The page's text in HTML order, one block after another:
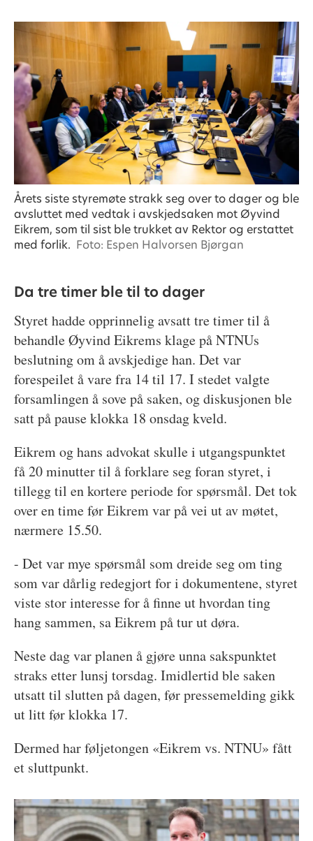
Årets siste styremøte strakk seg over to dager og ble
avsluttet med vedtak i avskjedsaken mot Øyvind
Eikrem, som til sist ble trukket av Rektor og erstattet
med forlik. Foto: Espen Halvorsen Bjørgan
Da tre timer ble til to dager
Styret hadde opprinnelig avsatt tre timer til å
behandle Øyvind Eikrems klage på NTNUs
beslutning om å avskjedige han. Det var
forespeilet å vare fra 14 til 17. I stedet valgte
forsamlingen å sove på saken, og diskusjonen ble
satt på pause klokka 18 onsdag kveld.
Eikrem og hans advokat skulle i utgangspunktet
få 20 minutter til å forklare seg foran styret, i
tillegg til en kortere periode for spørsmål. Det tok
over en time før Eikrem var på vei ut av møtet,
nærmere 15.50.
- Det var mye spørsmål som dreide seg om ting
som var dårlig redegjort for i dokumentene, styret
viste stor interesse for å finne ut hvordan ting
hang sammen, sa Eikrem på tur ut døra.
Neste dag var planen å gjøre unna sakspunktet
straks etter lunsj torsdag. Imidlertid ble saken
utsatt til slutten på dagen, før pressemelding gikk
ut litt før klokka 17.
Dermed har føljetongen «Eikrem vs. NTNU» fått
et sluttpunkt.